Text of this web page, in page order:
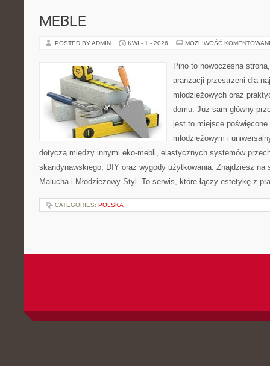
MEBLE
POSTED BY ADMIN KWI - 1 - 2026 MOŻLIWOŚĆ
Pino to nowoczesna
aranżacji przestrzeni dla
młodzieżowych oraz
domu. Już sam główny
jest to miejsce
młodzieżowym i
dotyczą między innymi eko-mebli, elastycznych systemów
skandynawskiego, DIY oraz wygody użytkowania. Znajdziesz na
Malucha i Młodzieżowy Styl. To serwis, które łączy estetykę z
CATEGORIES: POLSKA